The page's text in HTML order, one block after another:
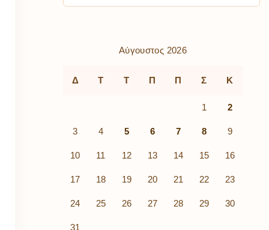
Αύγουστος 2026
Δ Τ Τ Π Π Σ Κ
1 2
3 4 5 6 7 8 9
10 11 12 13 14 15 16
17 18 19 20 21 22 23
24 25 26 27 28 29 30
31